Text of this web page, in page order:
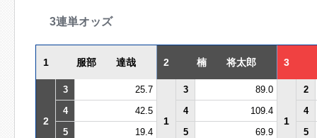
3連単オッズ
1 服部 達哉 2 楠 将太郎 3
2
3 25.7
1
3 89.0
1
2
4
42.5 4 109.4
4
5
19.4 5 69.9
5